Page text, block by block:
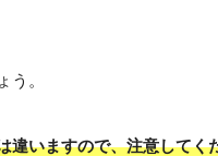
。
違いますので、注意してく